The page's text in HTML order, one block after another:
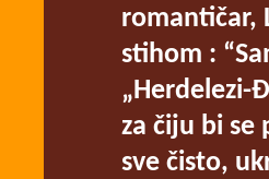
romantičar,
stihom :
„Herdelezi-
za čiju bi se
sve čisto,